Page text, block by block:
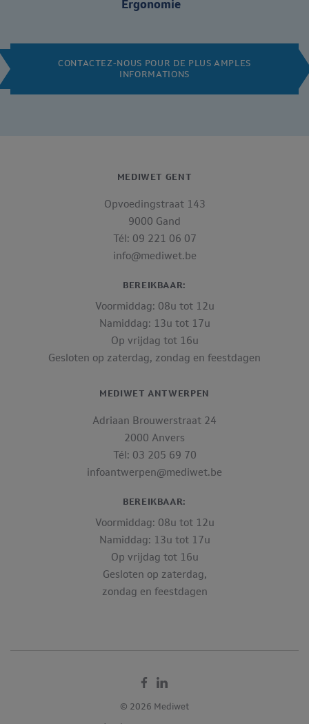
Ergonomie
CONTACTEZ-NOUS POUR DE PLUS AMPLES
INFORMATIONS
MEDIWET GENT
Opvoedingstraat 143
9000 Gand
Tél: 09 221 06 07
info@mediwet.be
BEREIKBAAR:
Voormiddag: 08u tot 12u
Namiddag: 13u tot 17u
Op vrijdag tot 16u
Gesloten op zaterdag, zondag en feestdagen
MEDIWET ANTWERPEN
Adriaan Brouwerstraat 24
2000 Anvers
Tél: 03 205 69 70
infoantwerpen@mediwet.be
BEREIKBAAR:
Voormiddag: 08u tot 12u
Namiddag: 13u tot 17u
Op vrijdag tot 16u
Gesloten op zaterdag,
zondag en feestdagen
Facebook
Linkedin
© 2026 Mediwet